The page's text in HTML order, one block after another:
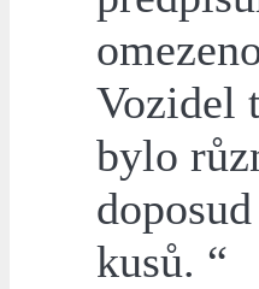
Vozidel
bylo
kusů. “